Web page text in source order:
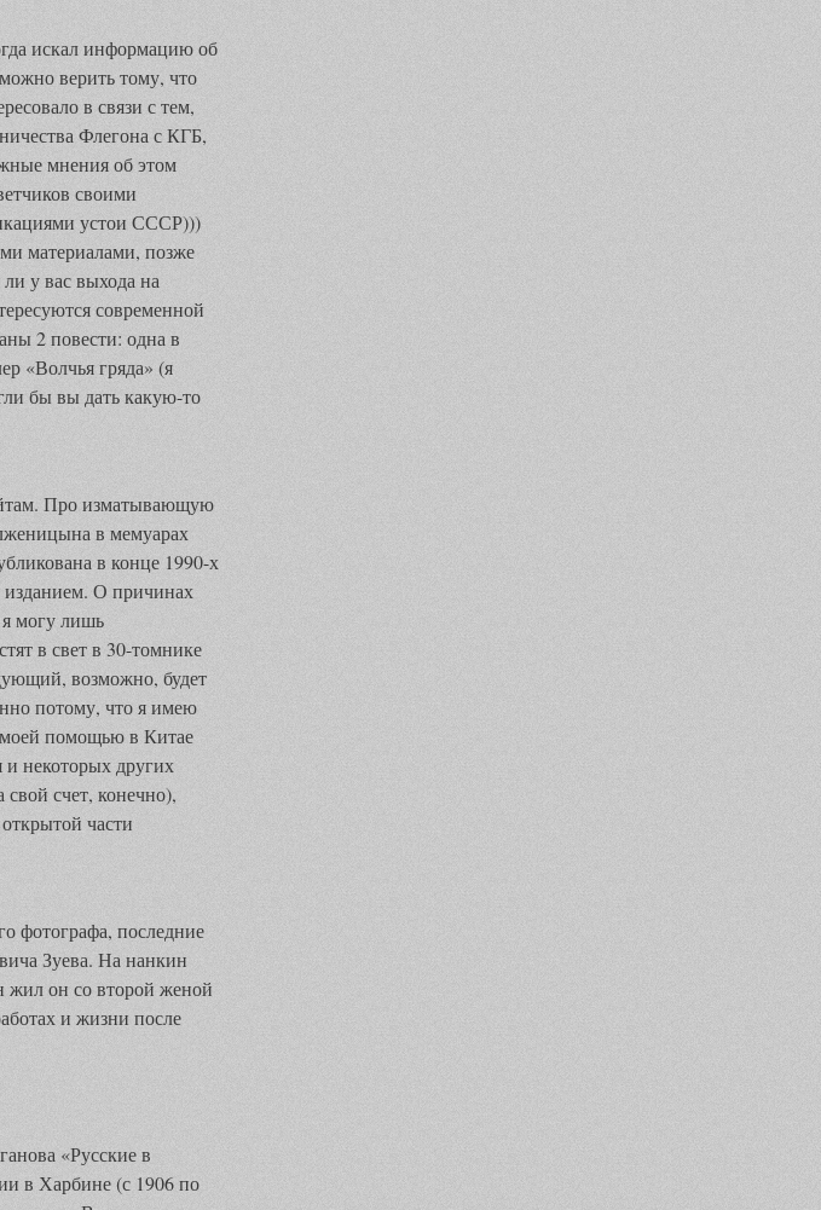
искал информацию об
верить тому, что
в связи с тем,
Флегона с КГБ,
мнения об этом
своими
устои СССР)))
материалами, позже
у вас выхода на
современной
2 повести: одна в
«Волчья гряда» (я
бы вы дать какую-то
Про изматывающую
в мемуарах
в конце 1990-х
О причинах
я могу лишь
в свет в 30-томнике
возможно, будет
потому, что я имею
моей помощью в Китае
некоторых других
свой счет, конечно),
части
фотографа, последние
Зуева. На нанкин
жил он со второй женой
и жизни после
«Русские в
в Харбине (с 1906 по